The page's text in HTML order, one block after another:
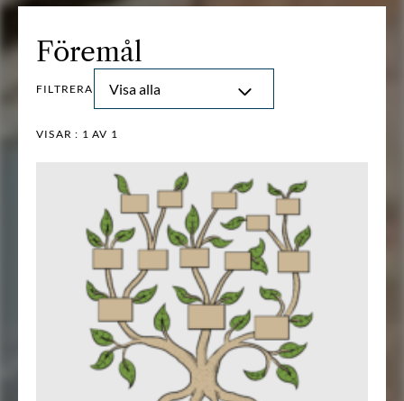
Föremål
FILTRERA Visa alla
VISAR : 1 AV 1